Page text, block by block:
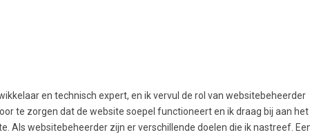
en technisch expert, en ik vervul de rol van websitebeheerder
te zorgen dat de website soepel functioneert en ik draag bij aan het
Als websitebeheerder zijn er verschillende doelen die ik nastreef.